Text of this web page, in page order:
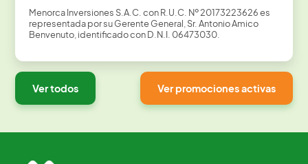
Menorca Inversiones S.A.C. con R.U.C. Nº 20173223626 es
representada por su Gerente General, Sr. Antonio Amico
Benvenuto, identificado con D.N.I. 06473030.
Ver todos Ver promociones activas